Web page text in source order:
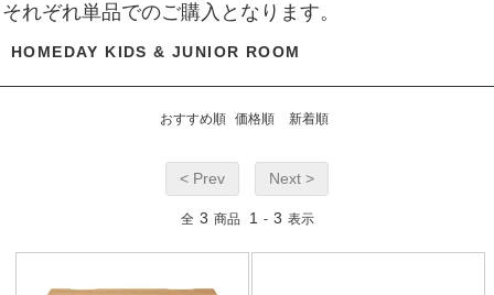
それぞれ単品でのご購入となります。
HOMEDAY KIDS & JUNIOR ROOM
おすすめ順 価格順 新着順
< Prev Next >
全 3 商品 1 - 3 表示